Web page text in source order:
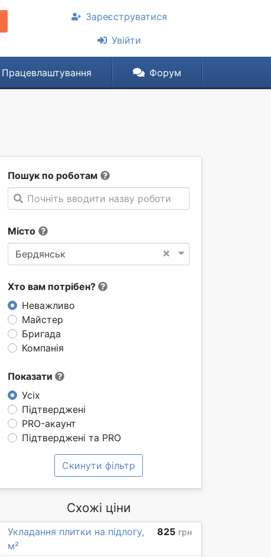
Зареєструватися
Увійти
Працевлаштування Форум
Пошук по роботам
Почніть вводити назву роботи
Місто
×
Бердянськ
Хто вам потрібен?
Неважливо
Майстер
Бригада
Компанія
Показати
Усіх
Підтверджені
PRO-акаунт
Підтверджені та PRO
Скинути фільтр
Схожі ціни
Укладання плитки на підлогу,
м²
825 грн